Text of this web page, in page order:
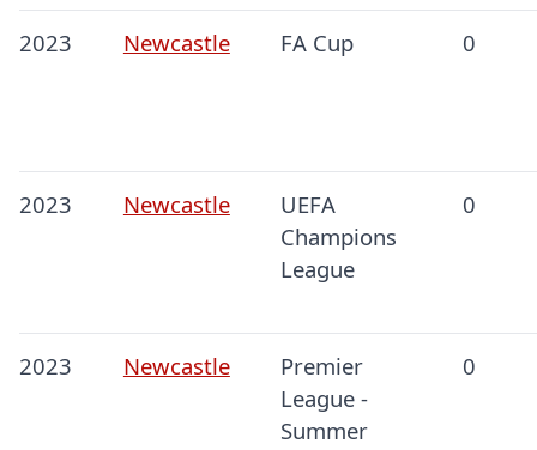
2023 Newcastle FA Cup 0
2023 Newcastle
UEFA
Champions
League
0
2023 Newcastle
Premier
League -
Summer
0